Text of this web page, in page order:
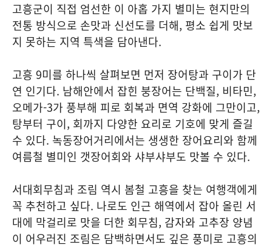
고흥군이 직접 엄선한 이 아홉 가지 별미는 현지만의
전통 방식으로 손맛과 신선도를 더해, 평소 쉽게 맛보
지 못하는 지역 특색을 담아낸다.
고흥 9미를 하나씩 살펴보면 먼저 장어탕과 구이가 단
연 인기다. 남해안에서 잡힌 붕장어는 단백질, 비타민,
오메가-3가 풍부해 피로 회복과 면역 강화에 그만이고,
탕부터 구이, 회까지 다양한 요리로 기호에 맞게 즐길
수 있다. 녹동장어거리에서는 생생한 장어요리와 함께
여름철 별미인 갯장어회와 샤부샤부도 맛볼 수 있다.
서대회무침과 조림 역시 봄철 고흥을 찾는 여행객에게
꼭 추천하고 싶다. 나로도 인근 해역에서 잡아 올린 서
대에 막걸리로 맛을 더한 회무침, 감자와 고추장 양념
이 어우러진 조림은 담백하면서도 깊은 풍미로 고흥의